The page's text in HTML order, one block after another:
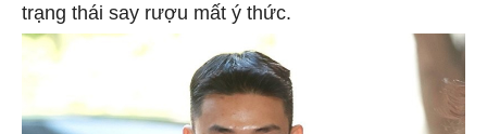
trạng thái say rượu mất ý thức.